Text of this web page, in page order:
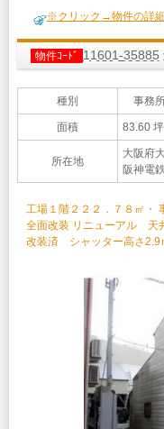
※クリック→物件の詳細
物件ｺｰﾄﾞ 11601-35885
種別 事務
面積 83.60
所在地
大阪府
阪神電
工場１階２２２．７８㎡
全面改装 リニューアル
改装済 シャッター高さ2.9